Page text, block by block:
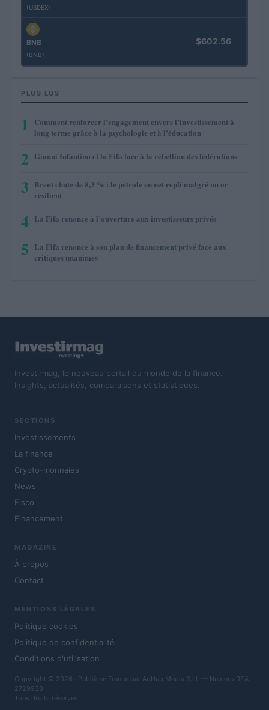
(USDEX)
BNB
(BNB)
$602.56
PLUS LUS
1
Comment renforcer l’engagement envers l’investissement à
long terme grâce à la psychologie et à l’éducation
2 Gianni Infantino et la Fifa face à la rébellion des fédérations
3 Brent chute de 8,3 % : le pétrole en net repli malgré un or
résilient
4 La Fifa renonce à l’ouverture aux investisseurs privés
5 La Fifa renonce à son plan de financement privé face aux
critiques unanimes
Investirmag, le nouveau portail du monde de la finance.
Insights, actualités, comparaisons et statistiques.
SECTIONS
Investissements
La finance
Crypto-monnaies
News
Fisco
Financement
MAGAZINE
À propos
Contact
MENTIONS LÉGALES
Politique cookies
Politique de confidentialité
Conditions d'utilisation
Copyright © 2026 · Publié en France par AdHub Media S.r.l. — Numero REA
2729933
Tous droits réservés